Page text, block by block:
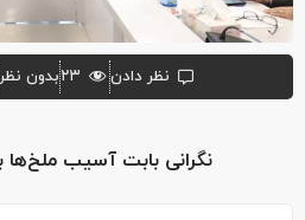
نگرانی بابت آسیب ملخ‌ها
نظر دادن ۲۳بدون نظر